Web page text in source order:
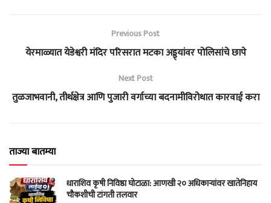
Previous Post
येरमाळ्यात येडेश्वरी मंदिर परिसरात मटका अड्ड्यांवर पोलिसांचे छापे
Next Post
तुळजाभवानी, तीर्थक्षेत्र आणि पुजारी वर्गाच्या बदनामीविरोधात कारवाई करा
ताज्या बातम्या
धाराशिव कृषी निविष्ठा घोटाळा: आणखी २० अधिकाऱ्यांवर खातेनिहाय
चौकशीची टांगती तलवार